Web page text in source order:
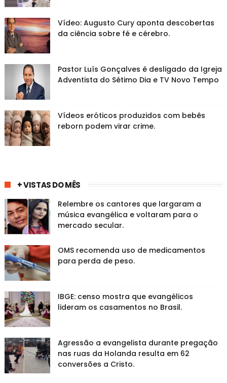
Vídeo: Augusto Cury aponta descobertas
da ciência sobre fé e cérebro.
Pastor Luís Gonçalves é desligado da Igreja
Adventista do Sétimo Dia e TV Novo Tempo
Vídeos eróticos produzidos com bebês
reborn podem virar crime.
+ VISTAS DO MÊS
Relembre os cantores que largaram a
música evangélica e voltaram para o
mercado secular.
OMS recomenda uso de medicamentos
para perda de peso.
IBGE: censo mostra que evangélicos
lideram os casamentos no Brasil.
Agressão a evangelista durante pregação
nas ruas da Holanda resulta em 62
conversões a Cristo.